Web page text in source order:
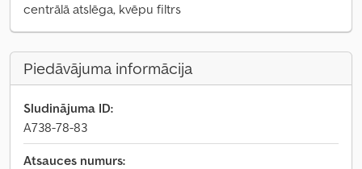
centrālā atslēga, kvēpu filtrs
Piedāvājuma informācija
Sludinājuma ID:
A738-78-83
Atsauces numurs: